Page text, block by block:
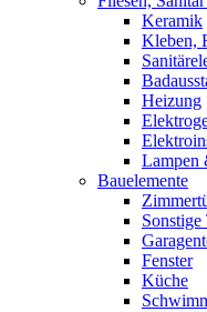
Keramik
Kleben,
Heizung
Lampen
Bauelemente
Fenster
Küche